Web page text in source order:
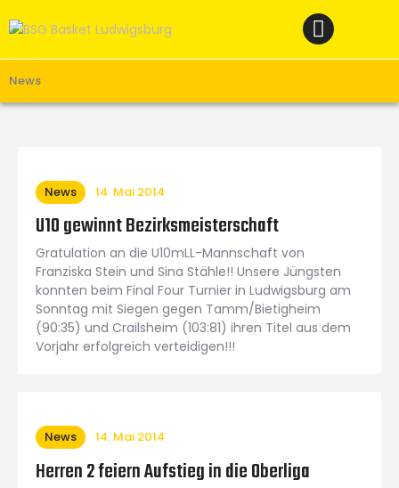
News
Spielbetrieb
Unterstützen
Links
News 14. Mai 2014
U10 gewinnt Bezirksmeisterschaft
Gratulation an die U10mLL-Mannschaft von
Franziska Stein und Sina Stähle!! Unsere Jüngsten
konnten beim Final Four Turnier in Ludwigsburg am
Sonntag mit Siegen gegen Tamm/Bietigheim
(90:35) und Crailsheim (103:81) ihren Titel aus dem
Vorjahr erfolgreich verteidigen!!!
News 14. Mai 2014
Herren 2 feiern Aufstieg in die Oberliga